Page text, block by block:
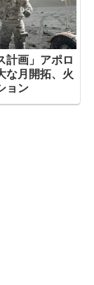
計画」アポロ
な月開拓、火
ョン